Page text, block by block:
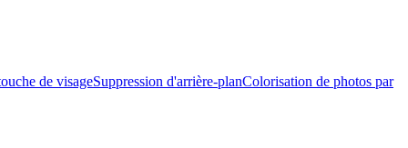
de visageSuppression d'arrière-planColorisation de photos par